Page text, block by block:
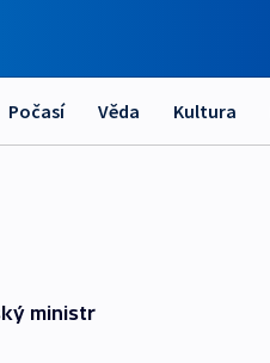
Počasí Věda Kultura
ministr